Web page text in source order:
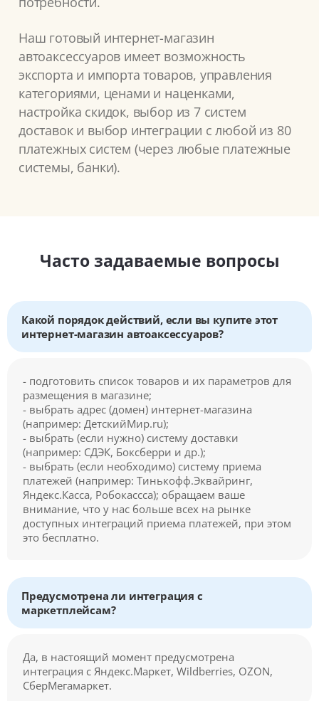
Наш готовый интернет-магазин
автоаксессуаров имеет возможность
экспорта и импорта товаров, управления
категориями, ценами и наценками,
настройка скидок, выбор из 7 систем
доставок и выбор интеграции с любой из 80
платежных систем (через любые платежные
системы, банки).
Часто задаваемые вопросы
Какой порядок действий, если вы купите этот
интернет-магазин автоаксессуаров?
- подготовить список товаров и их параметров для
размещения в магазине;
- выбрать адрес (домен) интернет-магазина
(например: ДетскийМир.ru);
- выбрать (если нужно) систему доставки
(например: СДЭК, Боксберри и др.);
- выбрать (если необходимо) систему приема
платежей (например: Тинькофф.Эквайринг,
Яндекс.Касса, Робокассса); обращаем ваше
внимание, что у нас больше всех на рынке
доступных интеграций приема платежей, при этом
это бесплатно.
Предусмотрена ли интеграция с
маркетплейсам?
Да, в настоящий момент предусмотрена
интеграция с Яндекс.Маркет, Wildberries, OZON,
СберМегамаркет.